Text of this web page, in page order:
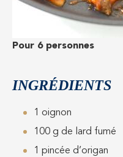
Pour 6 personnes
INGRÉDIENTS
1 oignon
100 g de lard fumé
1 pincée d’origan